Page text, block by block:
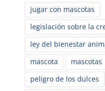
jugar con mascotas
legislación sobre la
ley del bienestar
mascota
mascotas
peligro de los dulces